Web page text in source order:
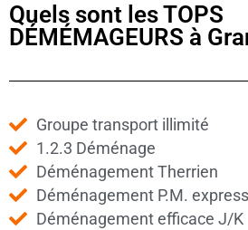
Quels sont les TOPS
DÉMÉMAGEURS à
Groupe transport illimité
1.2.3 Déménage
Déménagement Therrien
Déménagement P.M. express
Déménagement efficace J/K